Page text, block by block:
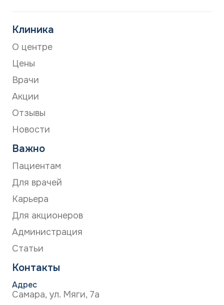
Клиника
О центре
Цены
Врачи
Акции
Отзывы
Новости
Важно
Пациентам
Для врачей
Карьера
Для акционеров
Администрация
Статьи
Контакты
Адрес
Самара, ул. Мяги, 7а